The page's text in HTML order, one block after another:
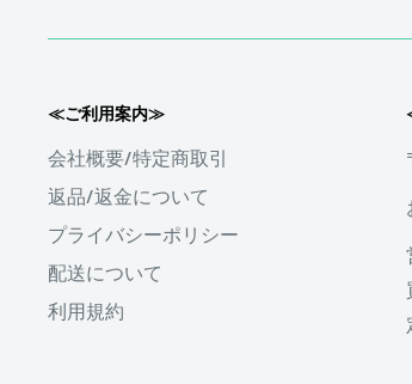
stereon music LINE QRコード
≪ご利用案内≫
会社概要/特定商取引
返品/返金について
プライバシーポリシー
配送について
利用規約